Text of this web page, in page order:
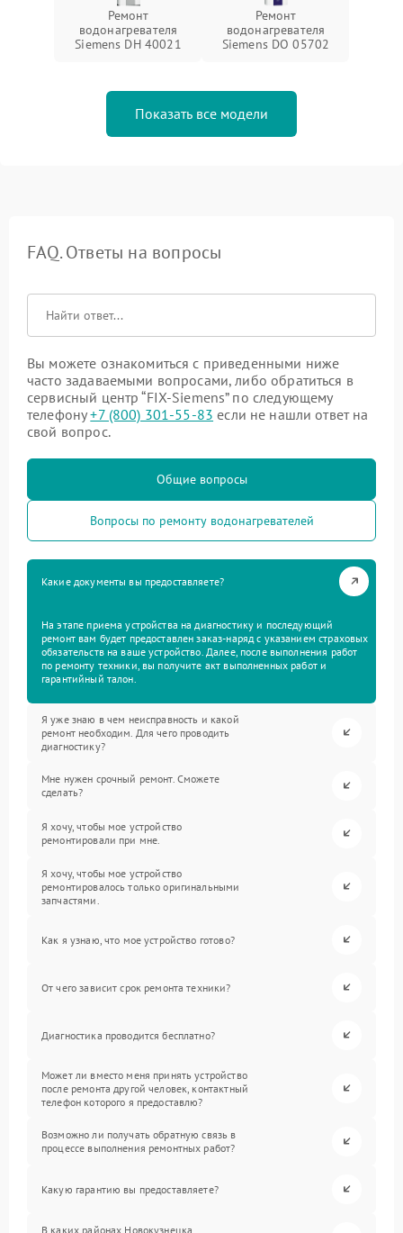
Ремонт
водонагревателя
Siemens DH 40021
Ремонт
водонагревателя
Siemens DO 05702
Показать все модели
FAQ. Ответы на вопросы
Вы можете ознакомиться с приведенными ниже
часто задаваемыми вопросами, либо обратиться в
сервисный центр “FIX-Siemens” по следующему
телефону+7 (800) 301-55-83 если не нашли ответ на
свой вопрос.
Общие вопросы
Вопросы по ремонту водонагревателей
Какие документы вы предоставляете?
На этапе приема устройства на диагностику и последующий
ремонт вам будет предоставлен заказ-наряд с указанием страховых
обязательств на ваше устройство. Далее, после выполнения работ
по ремонту техники, вы получите акт выполненных работ и
гарантийный талон.
Я уже знаю в чем неисправность и какой
ремонт необходим. Для чего проводить
диагностику?
Мне нужен срочный ремонт. Сможете
сделать?
Я хочу, чтобы мое устройство
ремонтировали при мне.
Я хочу, чтобы мое устройство
ремонтировалось только оригинальными
запчастями.
Как я узнаю, что мое устройство готово?
От чего зависит срок ремонта техники?
Диагностика проводится бесплатно?
Может ли вместо меня принять устройство
после ремонта другой человек, контактный
телефон которого я предоставлю?
Возможно ли получать обратную связь в
процессе выполнения ремонтных работ?
Какую гарантию вы предоставляете?
В каких районах Новокузнецка